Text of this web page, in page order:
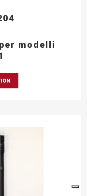
modelli